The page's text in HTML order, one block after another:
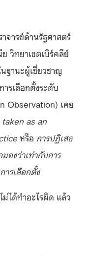
จารย์ด้านรัฐศาสตร์
วิทยาเขตเบิร์คลีย์
ฐานะผู้เชี่ยวชาญ
ารเลือกตั้งระดับ
Observation) เคย
as an
หรือ การปฏิเสธ
องว่าเท่ากับการ
ารเลือกตั้ง
ได้ทำอะไรผิด แล้ว